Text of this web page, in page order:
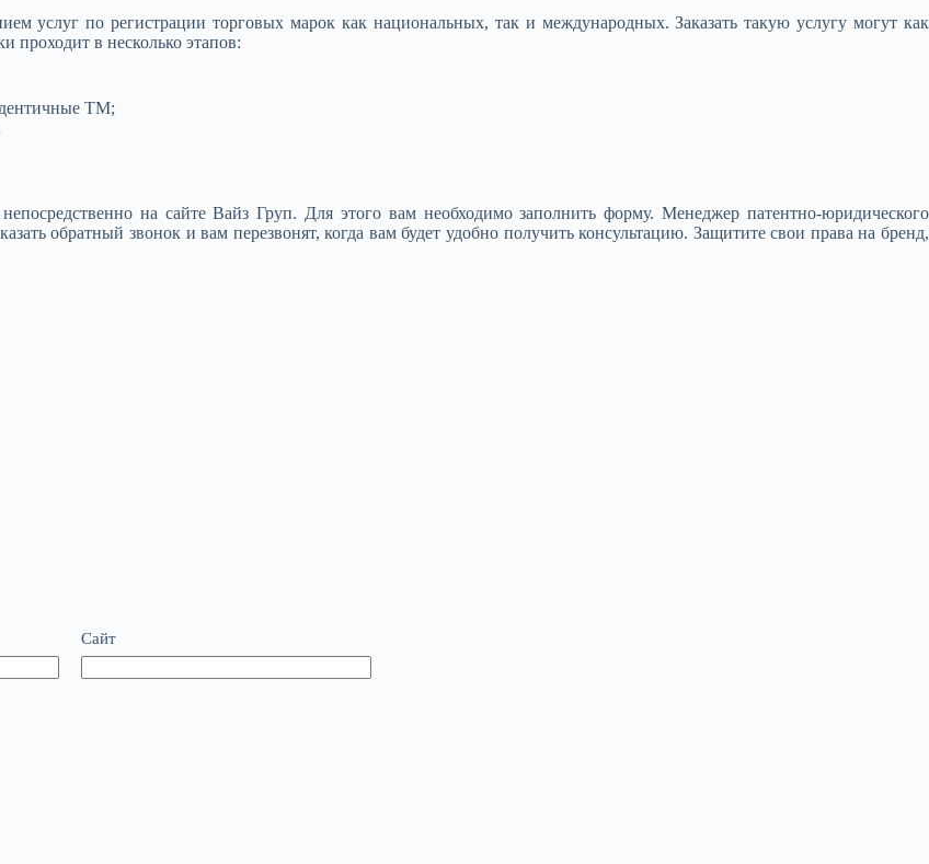
услуг по регистрации торговых марок как национальных, так и международных. Заказать такую услугу могут как
проходит в несколько этапов:
ТМ;
на сайте Вайз Груп. Для этого вам необходимо заполнить форму. Менеджер патентно-юридического
обратный звонок и вам перезвонят, когда вам будет удобно получить консультацию. Защитите свои права на бренд,
Сайт